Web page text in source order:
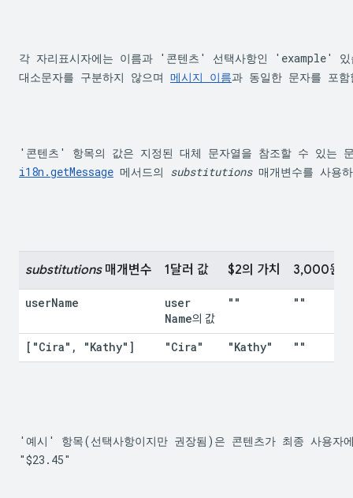
각 자리표시자에는 이름과 '콘텐츠' 선택사항인 'example' 있
대소문자를 구분하지 않으며 메시지 이름과 동일한 문자를 포
i18n.getMessage 메서드의 substitutions 매개변수를 사용
substitutions 매개변수 1달러 값 $2의 가치 3,000원
userName
user
Name의 값
"" ""
["Cira" , "Kathy"] "Cira" "Kathy" ""
"$23.45"